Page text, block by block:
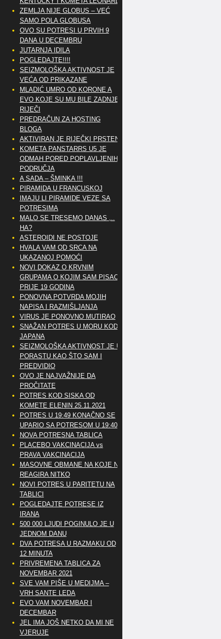
ZEMLJA NIJE GLOBUS – VEĆ
SAMO POLA GLOBUSA
OVO SU POTRESI U PRVIH 9
DANA U DECEMBRU
JUTARNJA IDILA
POGLEDAJTE!!!!
SEIZMOLOŠKA AKTIVNOST JE
VEĆA OD PRIKAZANE
MLADIĆ UMRO OD KORONE A
EVO KOJE SU MU BILE ZADNJE
RIJEČI
PREDRAČUN ZA HOSTING
BLOGA
AKTIVIRAN JE RIJEČKI PRSTEN
KOMETA PANSTARRS U5 JE
ODMAH PORED POPLAVLJENIH
PODRUČJA
A SADA – ŠMINKA !!!
PIRAMIDA U FRANCUSKOJ
IMAJU LI PIRAMIDE VEZE SA
POTRESIMA
MALO SE TRESEMO DANAS ,..
HA?
ASTEROIDI NE POSTOJE
HVALA VAM OD SRCA NA
UKAZANOJ POMOĆI
NOVI DOKAZ O KRVNIM
GRUPAMA O KOJIM SAM PISAO
PRIJE 19 GODINA
PONOVNA POTVRDA MOJIH
NAPISA I RAZMIŠLJANJA
VIRUS JE PONOVNO MUTIRAO
SNAŽAN POTRES U MORU KOD
JAPANA
SEIZMOLOŠKA AKTIVNOST JE U
PORASTU KAO ŠTO SAM I
PREDVIDIO
OVO JE NAJVAŽNIJE DA
PROČITATE
POTRES KOD SISKA OD
KOMETE ELENIN 25.11.2021
POTRES U 19:49 KONAČNO SE
UPARIO SA POTRESOM U 19:40
NOVA POTRESNA TABLICA
PLACEBO VAKCINACIJA vs
PRAVA VAKCINACIJA
MASOVNE OBMANE NA KOJE NE
REAGIRA NITKO
NOVI POTRES U PARITETU NA
TABLICI
POGLEDAJTE POTRESE IZ
IRANA
500 000 LJUDI POGINULO JE U
JEDNOM DANU
DVA POTRESA U RAZMAKU OD
12 MINUTA
PRIVREMENA TABLICA ZA
NOVEMBAR 2021
SVE VAM PIŠE U MEDIJMA –
VRH SANTE LEDA
EVO VAM NOVEMBAR I
DECEMBAR
JEL IMA JOŠ NETKO DA MI NE
VJERUJE